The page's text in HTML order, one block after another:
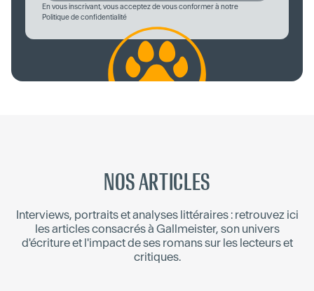
En vous inscrivant, vous acceptez de vous conformer à notre
Politique de confidentialité
NOS ARTICLES
Interviews, portraits et analyses littéraires : retrouvez ici
les articles consacrés à Gallmeister, son univers
d'écriture et l'impact de ses romans sur les lecteurs et
critiques.